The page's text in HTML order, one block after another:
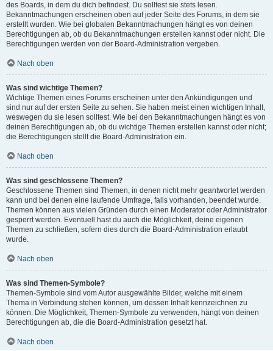
des Boards, in dem du dich befindest. Du solltest sie stets lesen.
Bekanntmachungen erscheinen oben auf jeder Seite des Forums, in dem sie
erstellt wurden. Wie bei globalen Bekanntmachungen hängt es von deinen
Berechtigungen ab, ob du Bekanntmachungen erstellen kannst oder nicht. Die
Berechtigungen werden von der Board-Administration vergeben.
Nach oben
Was sind wichtige Themen?
Wichtige Themen eines Forums erscheinen unter den Ankündigungen und
sind nur auf der ersten Seite zu sehen. Sie haben meist einen wichtigen Inhalt,
weswegen du sie lesen solltest. Wie bei den Bekanntmachungen hängt es von
deinen Berechtigungen ab, ob du wichtige Themen erstellen kannst oder nicht;
die Berechtigungen stellt die Board-Administration ein.
Nach oben
Was sind geschlossene Themen?
Geschlossene Themen sind Themen, in denen nicht mehr geantwortet werden
kann und bei denen eine laufende Umfrage, falls vorhanden, beendet wurde.
Themen können aus vielen Gründen durch einen Moderator oder Administrator
gesperrt werden. Eventuell hast du auch die Möglichkeit, deine eigenen
Themen zu schließen, sofern dies durch die Board-Administration erlaubt
wurde.
Nach oben
Was sind Themen-Symbole?
Themen-Symbole sind vom Autor ausgewählte Bilder, welche mit einem
Thema in Verbindung stehen können, um dessen Inhalt kennzeichnen zu
können. Die Möglichkeit, Themen-Symbole zu verwenden, hängt von deinen
Berechtigungen ab, die die Board-Administration gesetzt hat.
Nach oben